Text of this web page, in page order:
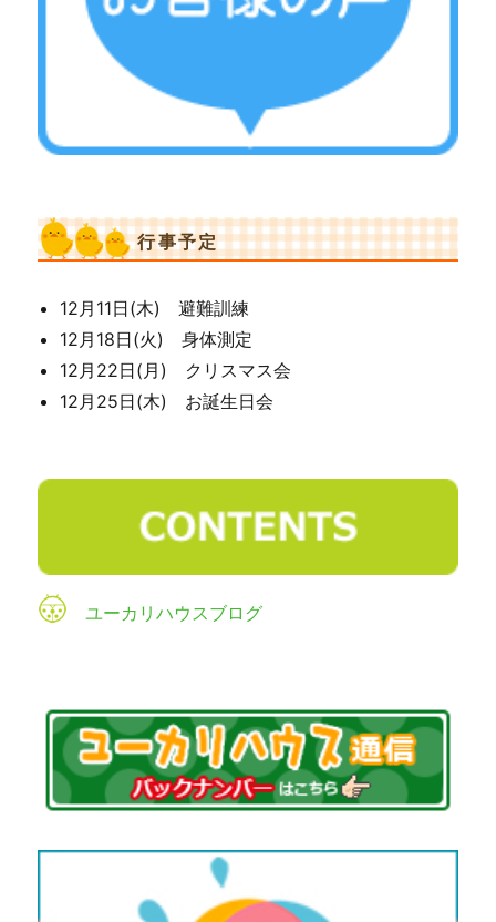
行事予定
12月11日(木) 避難訓練
12月18日(火) 身体測定
12月22日(月) クリスマス会
12月25日(木) お誕生日会
ユーカリハウスブログ